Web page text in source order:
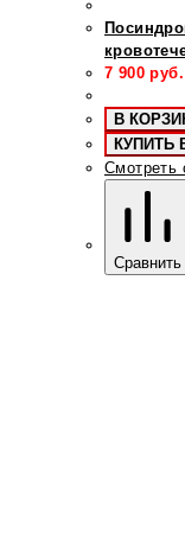
7 900 руб.
В
КУПИТЬ
Смотреть
Сравнить